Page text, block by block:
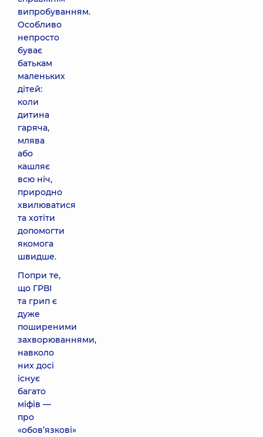
випробуванням.
Особливо
непросто
буває
батькам
маленьких
дітей:
коли
дитина
гаряча,
млява
або
кашляє
всю ніч,
природно
хвилюватися
та хотіти
допомогти
якомога
швидше.
Попри те,
що ГРВІ
та грип є
дуже
поширеними
захворюваннями,
навколо
них досі
існує
багато
міфів —
про
«обов’язкові»